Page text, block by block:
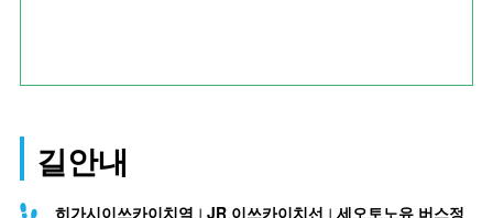
길안내
히가시이쓰카이치역 JR 이쓰카이치선
세오토노유 버스정